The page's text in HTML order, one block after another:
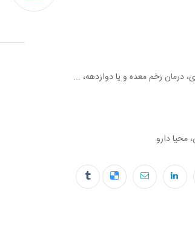
درمان زخم معده و یا دوازدهه، ...
دارو